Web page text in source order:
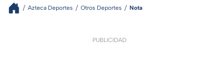
Azteca Deportes Otros Deportes Nota
PUBLICIDAD